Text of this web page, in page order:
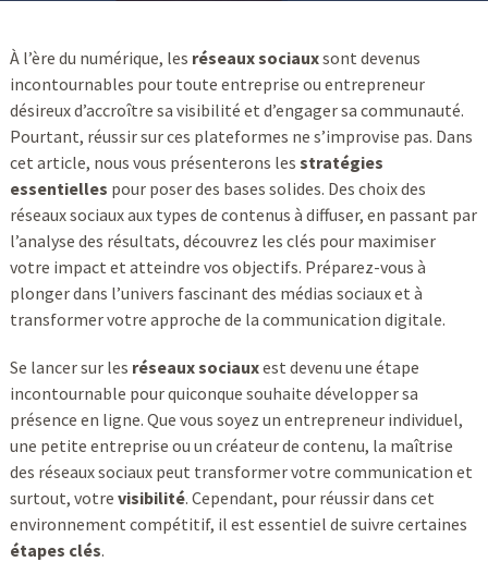
À l’ère du numérique, les réseaux sociauxsont devenus
incontournables pour toute entreprise ou entrepreneur
désireux d’accroître sa visibilité et d’engager sa communauté.
Pourtant, réussir sur ces plateformes ne s’improvise pas. Dans
cet article, nous vous présenterons les stratégies
essentielles pour poser des bases solides. Des choix des
réseaux sociaux aux types de contenus à diffuser, en passant par
l’analyse des résultats, découvrez les clés pour maximiser
votre impact et atteindre vos objectifs. Préparez-vous à
plonger dans l’univers fascinant des médias sociaux et à
transformer votre approche de la communication digitale.
Se lancer sur les réseaux sociauxest devenu une étape
incontournable pour quiconque souhaite développer sa
présence en ligne. Que vous soyez un entrepreneur individuel,
une petite entreprise ou un créateur de contenu, la maîtrise
des réseaux sociaux peut transformer votre communication et
surtout, votre visibilité. Cependant, pour réussir dans cet
environnement compétitif, il est essentiel de suivre certaines
étapes clés.